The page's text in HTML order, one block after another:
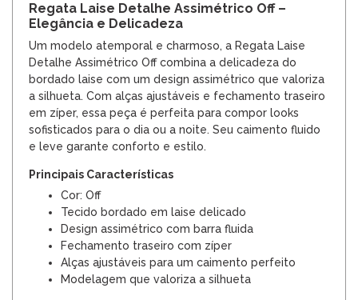
Regata Laise Detalhe Assimétrico Off –
Elegância e Delicadeza
Um modelo atemporal e charmoso, a Regata Laise
Detalhe Assimétrico Off combina a delicadeza do
bordado laise com um design assimétrico que valoriza
a silhueta. Com alças ajustáveis e fechamento traseiro
em zíper, essa peça é perfeita para compor looks
sofisticados para o dia ou a noite. Seu caimento fluido
e leve garante conforto e estilo.
Principais Características
Cor: Off
Tecido bordado em laise delicado
Design assimétrico com barra fluida
Fechamento traseiro com zíper
Alças ajustáveis para um caimento perfeito
Modelagem que valoriza a silhueta